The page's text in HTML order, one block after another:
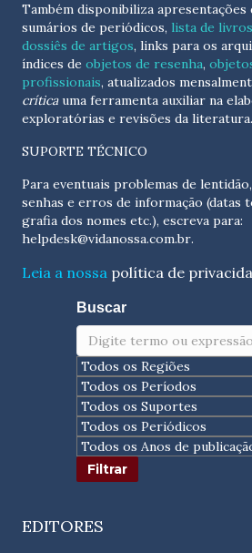
Também disponibiliza
sumários de periódicos, lista de
dossiês de artigos, links para os
índices de objetos de resenha,
profissionais, atualizados
críticauma ferramenta auxiliar na
exploratórias e revisões da literatura.
SUPORTE TÉCNICO
Para eventuais problemas de
senhas e erros de informação (datas
helpdesk@vidanossa.com.br.
Leia a nossa política de
Buscar
EDITORES